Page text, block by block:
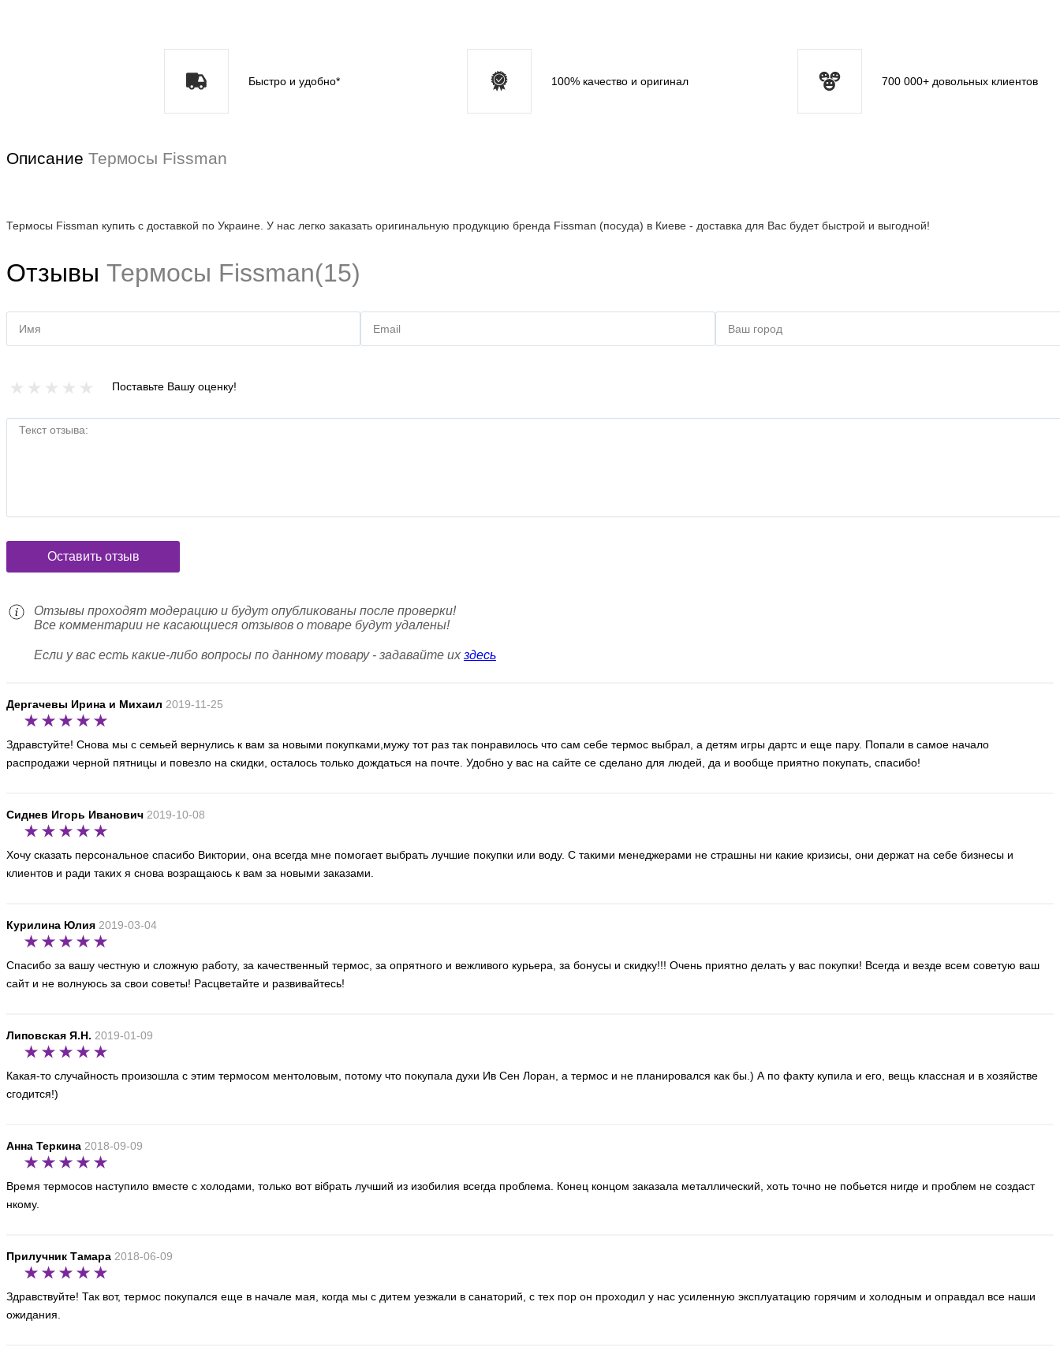
Fissman - Термос объем 750 мл (арт. VB-7842.750)
Сообщите когда появится
Fissman - Термос объем 1000 мл (арт. VB-7843.1000)
Код товара: : EDP49514
Fissman - Термос объем 700 мл (арт. VB-7847.700)
Код товара: : EDP49516
Fissman - Термос объем 900 мл (арт. VB-7848.900)
Последняя цена :610 грн
Fissman - Термос - 1 л - ментоловый (VA-7923.1000)
Последняя цена :320 грн
Сообщите когда появится
Последняя цена :
Fissman - Термос - 0.45 л ментоловый (VA-7925.450)
Код товара: : EDP60315
Быстро и удобно* 100% качество и оригинал 700 000+ довольных клиентов
Описание Термосы Fissman
Термосы Fissman купить с доставкой по Украине. У нас легко заказать оригинальную продукцию бренда Fissman (посуда) в Киеве - доставка для Вас будет быстрой и выгодной!
Отзывы Термосы Fissman(15)
Имя Email Ваш город
Поставьте Вашу оценку!
Текст отзыва:
Оставить отзыв
Отзывы проходят модерацию и будут опубликованы после проверки!
Все комментарии не касающиеся отзывов о товаре будут удалены!
Если у вас есть какие-либо вопросы по данному товару - задавайте их здесь
Дергачевы Ирина и Михаил 2019-11-25
Здравстуйте! Снова мы с семьей вернулись к вам за новыми покупками,мужу тот раз так понравилось что сам себе термос выбрал, а детям игры дартс и еще пару. Попали в самое начало
распродажи черной пятницы и повезло на скидки, осталось только дождаться на почте. Удобно у вас на сайте се сделано для людей, да и вообще приятно покупать, спасибо!
Сиднев Игорь Иванович 2019-10-08
Хочу сказать персональное спасибо Виктории, она всегда мне помогает выбрать лучшие покупки или воду. С такими менеджерами не страшны ни какие кризисы, они держат на себе бизнесы и
клиентов и ради таких я снова возращаюсь к вам за новыми заказами.
Курилина Юлия 2019-03-04
Спасибо за вашу честную и сложную работу, за качественный термос, за опрятного и вежливого курьера, за бонусы и скидку!!! Очень приятно делать у вас покупки! Всегда и везде всем советую ваш
сайт и не волнуюсь за свои советы! Расцветайте и развивайтесь!
Липовская Я.Н. 2019-01-09
Какая-то случайность произошла с этим термосом ментоловым, потому что покупала духи Ив Сен Лоран, а термос и не планировался как бы.) А по факту купила и его, вещь классная и в хозяйстве
сгодится!)
Анна Теркина 2018-09-09
Время термосов наступило вместе с холодами, только вот вібрать лучший из изобилия всегда проблема. Конец концом заказала металлический, хоть точно не побьется нигде и проблем не создаст
нкому.
Прилучник Тамара 2018-06-09
Здравствуйте! Так вот, термос покупался еще в начале мая, когда мы с дитем уезжали в санаторий, с тех пор он проходил у нас усиленную эксплуатацию горячим и холодным и оправдал все наши
ожидания.